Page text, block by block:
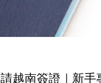
越南簽證｜新